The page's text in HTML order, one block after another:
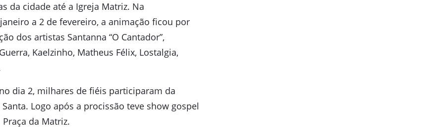
da cidade até a Igreja Matriz. Na
a 2 de fevereiro, a animação ficou por
dos artistas Santanna “O Cantador”,
Kaelzinho, Matheus Félix, Lostalgia,
dia 2, milhares de fiéis participaram da
Logo após a procissão teve show gospel
da Matriz.